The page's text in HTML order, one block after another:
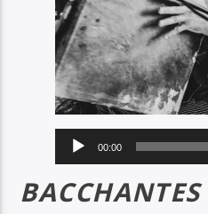
Lecteur
audio
00:00
BACCHANTES